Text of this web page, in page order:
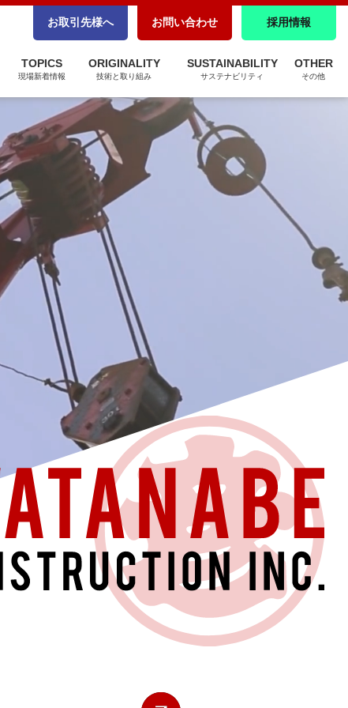
TOPICS
現場新着情報
ORIGINALITY
技術と取り組み
SUSTAINABILITY
サステナビリティ
OTHER
その他
パートナーシップ構築宣言
ZEBへの取り組み
お取引先様へ お問い合わせ 採用情報